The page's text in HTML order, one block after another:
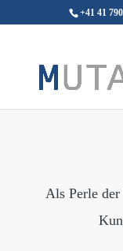
+41 41
Als Perle